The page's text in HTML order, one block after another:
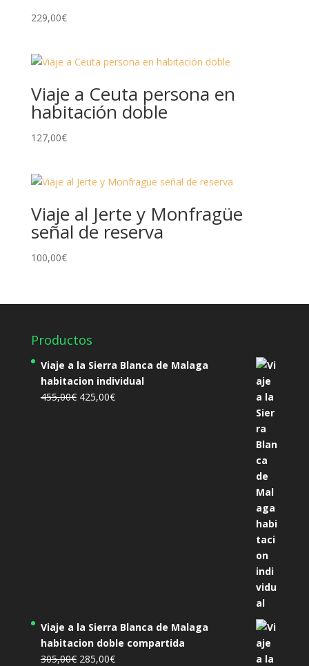
229,00€
Viaje a Ceuta persona en
habitación doble
127,00€
Viaje al Jerte y Monfragüe
señal de reserva
100,00€
Productos
Viaje a la Sierra Blanca de Malaga
habitacion individual
455,00€ El
425,00€El
Viaje a la Sierra Blanca de Malaga
habitacion doble compartida
305,00€ El
285,00€El